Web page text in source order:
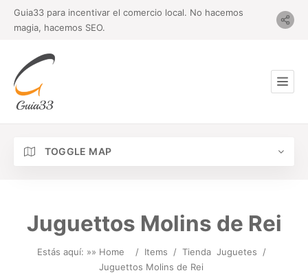
Guia33 para incentivar el comercio local. No hacemos
magia, hacemos SEO.
TOGGLE MAP
Juguettos Molins de Rei
Estás aquí: »» Home / Items / Tienda Juguetes
/
Juguettos Molins de Rei